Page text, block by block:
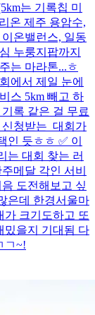
는 기록칩 미
온 제주 용암수,
온밸런스, 일동
누룽지팝까지
는 마라톤...ㅎ
에서 제일 눈에
스 5km 빼고 하
록 같은 걸 무료
신청받는 대회가
듯ㅎㅎ ✅ 이
는 대회 찾는 러
메달 각인 서비
도전해보고 싶
은데 한경서울마
가 크기도하고 또
밌을지 기대됨 다
ㄱ~!